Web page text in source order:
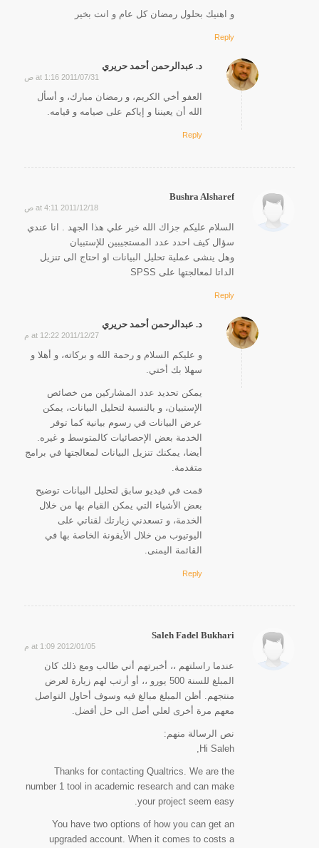
و اهنيك بحلول رمضان كل عام و انت بخير
Reply
د. عبدالرحمن أحمد حريري
2011/07/31 at 1:16 ص
العفو أخي الكريم، و رمضان مبارك، و أسأل
الله أن يعيننا و إياكم على صيامه و قيامه.
Reply
Bushra Alsharef
2011/12/18 at 4:11 ص
السلام عليكم جزاك الله خير علي هذا الجهد . انا عندي
سؤال كيف احدد عدد المستجيبين للإستبيان
وهل ينشى عملية تحليل البيانات او احتاج الى تنزيل
الداتا لمعالجتها على SPSS
Reply
د. عبدالرحمن أحمد حريري
2011/12/27 at 12:22 م
و عليكم السلام و رحمة الله و بركاته، و أهلا و
سهلا بك أختي.
يمكن تحديد عدد المشاركين من خصائص
الإستبيان، و بالنسبة لتحليل البيانات، يمكن
عرض البيانات في رسوم بيانية كما توفر
الخدمة بعض الإحصائيات كالمتوسط و غيره.
أيضا، يمكنك تنزيل البيانات لمعالجتها في برامج
متقدمة.
قمت في فيديو سابق لتحليل البيانات توضيح
بعض الأشياء التي يمكن القيام بها من خلال
الخدمة، و تسعدني زيارتك لقناتي على
اليوتيوب من خلال الأيقونة الخاصة بها في
القائمة اليمنى.
Reply
Saleh Fadel Bukhari
2012/01/05 at 1:09 م
عندما راسلتهم ،، أخبرتهم أني طالب ومع ذلك كان
المبلغ للسنة 500 يورو ،، أو أرتب لهم زيارة لعرض
منتجهم. أظن المبلغ مبالغ فيه وسوف أحاول التواصل
معهم مرة أخرى لعلي أصل الى حل أفضل.
نص الرسالة منهم:
Hi Saleh,
Thanks for contacting Qualtrics. We are the
number 1 tool in academic research and can make
your project seem easy.
You have two options of how you can get an
upgraded account. When it comes to costs a